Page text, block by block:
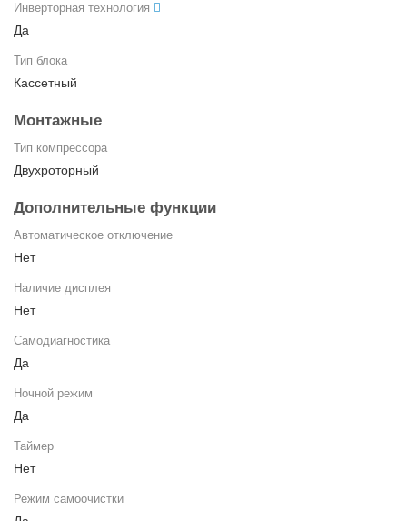
Инверторная технология
Да
Тип блока
Кассетный
Монтажные
Тип компрессора
Двухроторный
Дополнительные функции
Автоматическое отключение
Нет
Наличие дисплея
Нет
Самодиагностика
Да
Ночной режим
Да
Таймер
Нет
Режим самоочистки